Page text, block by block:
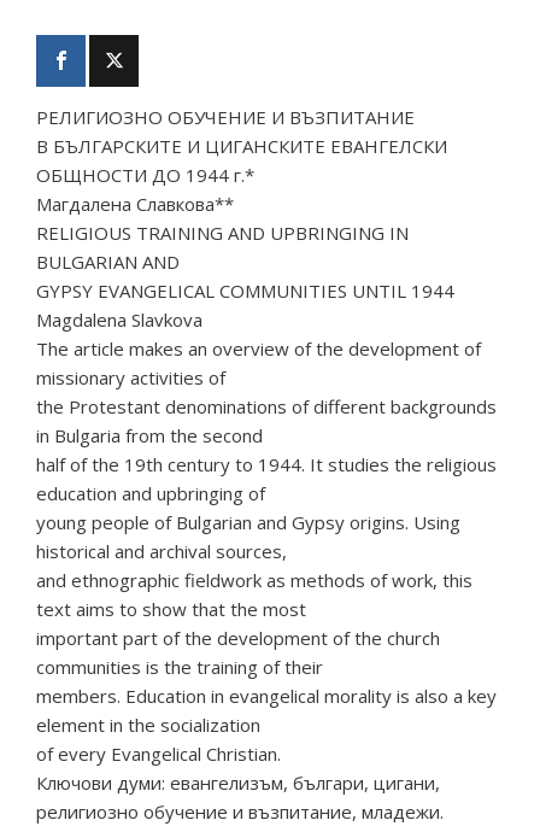
РЕЛИГИОЗНО ОБУЧЕНИЕ И ВЪЗПИТАНИЕ
В БЪЛГАРСКИТЕ И ЦИГАНСКИТЕ ЕВАНГЕЛСКИ
ОБЩНОСТИ ДО 1944 г.*
Магдалена Славкова**
RELIGIOUS TRAINING AND UPBRINGING IN
BULGARIAN AND
GYPSY EVANGELICAL COMMUNITIES UNTIL 1944
Magdalena Slavkova
The article makes an overview of the development of
missionary activities of
the Protestant denominations of different backgrounds
in Bulgaria from the second
half of the 19th century to 1944. It studies the religious
education and upbringing of
young people of Bulgarian and Gypsy origins. Using
historical and archival sources,
and ethnographic fieldwork as methods of work, this
text aims to show that the most
important part of the development of the church
communities is the training of their
members. Education in evangelical morality is also a key
element in the socialization
of every Evangelical Christian.
Ключови думи: евангелизъм, българи, цигани,
религиозно обучение и възпитание, младежи.